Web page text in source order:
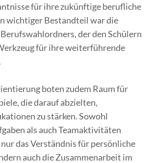
für ihre zukünftige berufliche
wichtiger Bestandteil war die
der den Schülern
für ihre weiterführende
boten zudem Raum für
die darauf abzielten,
zu stärken. Sowohl
als auch Teamaktivitäten
das Verständnis für persönliche
auch die Zusammenarbeit im